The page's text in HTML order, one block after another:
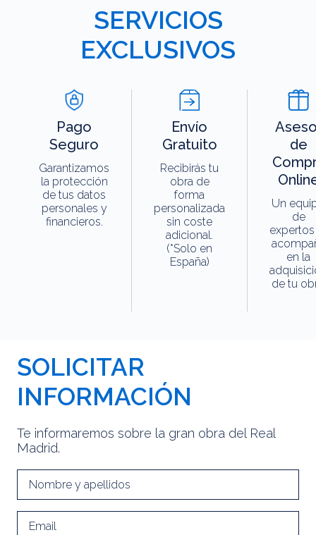
SERVICIOS
EXCLUSIVOS
Pago
Seguro
Garantizamos
la protección
de tus datos
personales y
financieros.
Envío
Gratuito
Recibirás tu
obra de
forma
personalizada
sin coste
adicional.
(*Solo en
España)
de
Un
de
en la
de tu
SOLICITAR
INFORMACIÓN
Te informaremos sobre la gran obra del Real
Madrid.